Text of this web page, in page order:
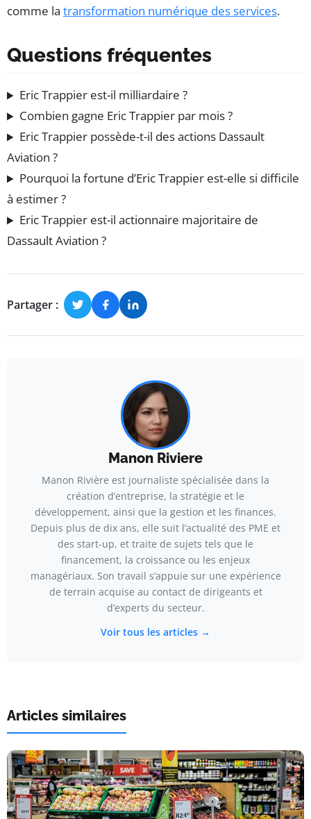
comme la transformation numérique des services.
Questions fréquentes
Eric Trappier est-il milliardaire ?
Combien gagne Eric Trappier par mois ?
Eric Trappier possède-t-il des actions Dassault
Aviation ?
Pourquoi la fortune d’Eric Trappier est-elle si difficile
à estimer ?
Eric Trappier est-il actionnaire majoritaire de
Dassault Aviation ?
Partager :
Manon Riviere
Manon Rivière est journaliste spécialisée dans la
création d’entreprise, la stratégie et le
développement, ainsi que la gestion et les finances.
Depuis plus de dix ans, elle suit l’actualité des PME et
des start-up, et traite de sujets tels que le
financement, la croissance ou les enjeux
managériaux. Son travail s’appuie sur une expérience
de terrain acquise au contact de dirigeants et
d’experts du secteur.
Voir tous les articles →
Articles similaires